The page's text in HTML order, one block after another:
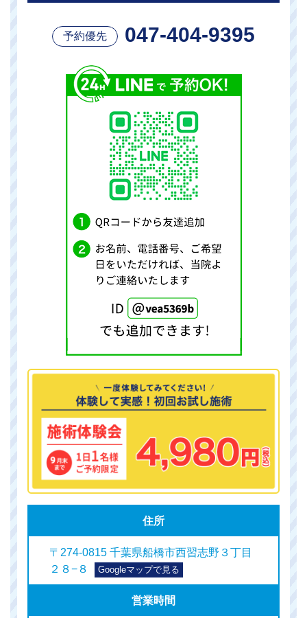
予約優先 047-404-9395
住所
〒274-0815 千葉県船橋市西習志野３丁目
２８−８
Googleマップで見る
営業時間